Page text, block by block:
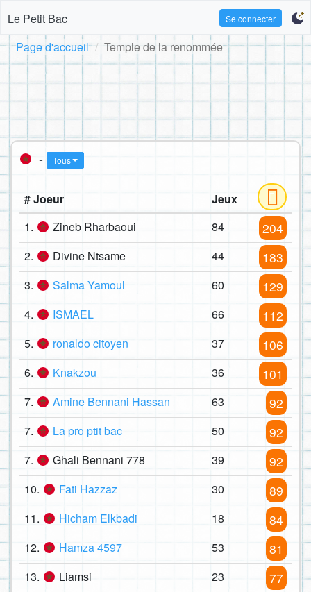
Le Petit Bac Se connecter
Page d'accueil Temple de la renommée
- Tous
# Joeur
Jeux
1.
Zineb Rharbaoui 84 204
2. Divine Ntsame 44 183
3. Salma Yamoul 60 129
4. ISMAEL 66 112
5. ronaldo citoyen 37 106
6. Knakzou 36 101
7. Amine Bennani Hassan 63 92
7. La pro ptit bac 50 92
7. Ghali Bennani 778 39 92
10. Fati Hazzaz 30 89
11. Hicham Elkbadi 18 84
12. Hamza 4597 53 81
13. Liamsi 23 77